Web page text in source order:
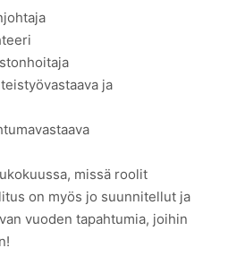
ja
missä roolit
on myös jo suunnitellut ja
vuoden tapahtumia, joihin